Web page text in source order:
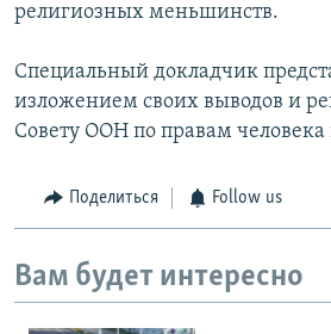
религиозных меньшинств.
Специальный докладчик
изложением своих выводов и
Совету ООН по правам человека
Поделиться Follow us
Вам будет интересно